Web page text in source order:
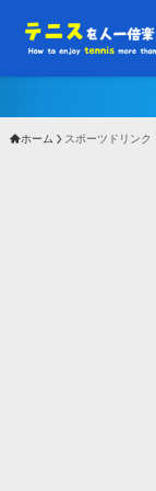
ホーム スポーツドリンク